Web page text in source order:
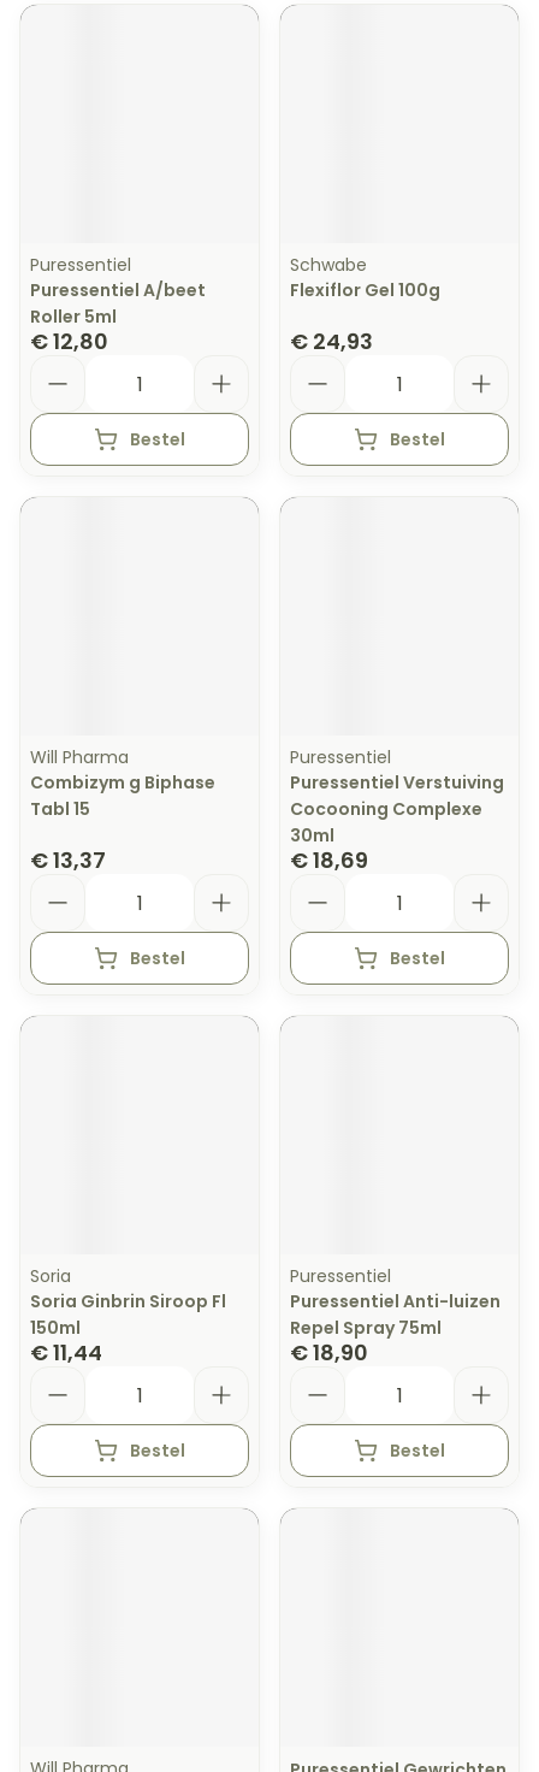
Puressentiel
Puressentiel A/beet
Roller 5ml
€ 12,80
Bestel
Schwabe
Flexiflor Gel 100g
€ 24,93
Bestel
Will Pharma
Combizym g Biphase
Tabl 15
€ 13,37
Bestel
Puressentiel
Puressentiel Verstuiving
Cocooning Complexe
30ml
€ 18,69
Bestel
Soria
Soria Ginbrin Siroop Fl
150ml
€ 11,44
Bestel
Puressentiel
Puressentiel Anti-luizen
Repel Spray 75ml
€ 18,90
Bestel